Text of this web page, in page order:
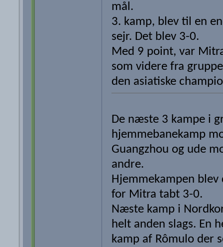
mål.
3. kamp, blev til en
sejr. Det blev 3-0.
Med 9 point, var
som videre fra
den asiatiske
De næste 3 kampe i
hjemmebanekamp
Guangzhou og ude
andre.
Hjemmekampen
for Mitra tabt 3-0.
Næste kamp i
helt anden slags. En
kamp af Rômulo der